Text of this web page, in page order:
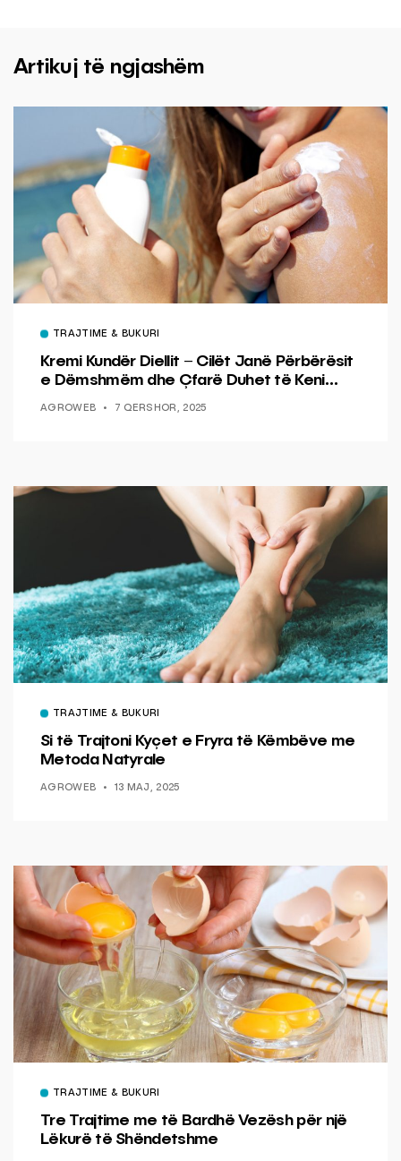
Artikuj të ngjashëm
TRAJTIME & BUKURI
Kremi Kundër Diellit – Cilët Janë Përbërësit
e Dëmshmëm dhe Çfarë Duhet të Keni
AGROWEB 7 QERSHOR, 2025
TRAJTIME & BUKURI
Si të Trajtoni Kyçet e Fryra të Këmbëve me
Metoda Natyrale
AGROWEB 13 MAJ, 2025
TRAJTIME & BUKURI
Tre Trajtime me të Bardhë Vezësh për një
Lëkurë të Shëndetshme